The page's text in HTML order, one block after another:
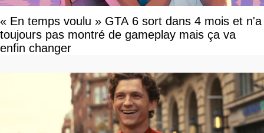
« En temps voulu » GTA 6 sort dans 4 mois et n'a
toujours pas montré de gameplay mais ça va
enfin changer